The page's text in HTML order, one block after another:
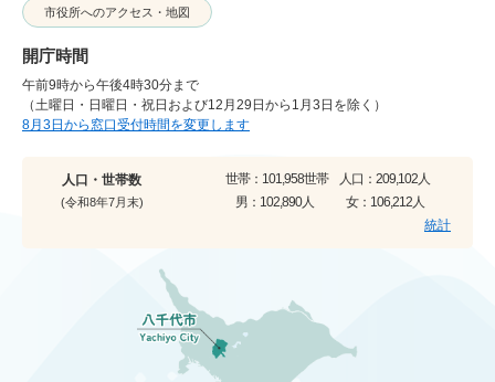
市役所へのアクセス・地図
開庁時間
午前9時から午後4時30分まで
（土曜日・日曜日・祝日および12月29日から1月3日を除く）
8月3日から窓口受付時間を変更します
人口・世帯数
(令和8年7月末)
世帯： 101,958世帯 人口： 209,102人
男： 102,890人 女： 106,212人
統計